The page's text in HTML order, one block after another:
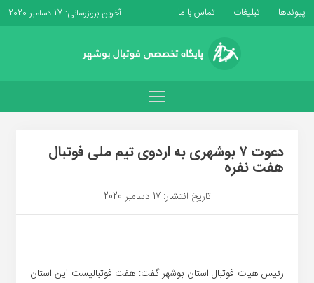
پیوندها تبلیغات تماس با ما آخرین بروزرسانی: 17 دسامبر 2020
دعوت ۷ بوشهری به اردوی تیم ملی فوتبال
هفت نفره
تاریخ انتشار: 17 دسامبر 2020
رئیس هیات فوتبال استان بوشهر گفت: هفت فوتبالیست این استان